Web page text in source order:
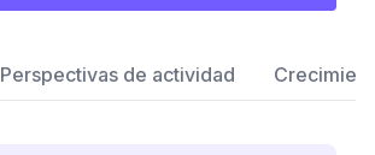
Perspectivas de actividad